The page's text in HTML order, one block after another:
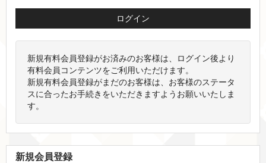
新規有料会員登録がお済みのお客様は、ログイン後より
有料会員コンテンツをご利用いただけます。
新規有料会員登録がまだのお客様は、お客様のステータ
スに合ったお手続きをいただきますようお願いいたしま
す。
新規会員登録